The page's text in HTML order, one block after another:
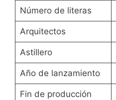
Número de literas
Arquitectos
Astillero
Año de lanzamiento
Fin de producción